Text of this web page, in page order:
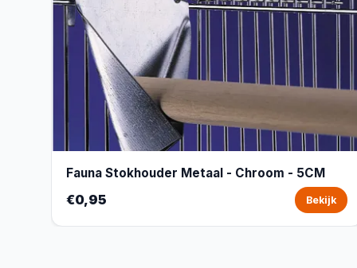
Fauna Stokhouder Metaal - Chroom - 5CM
€0,95 Bekijk